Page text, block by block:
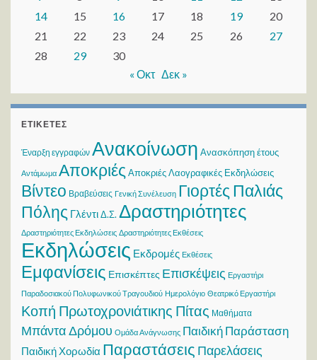
14
15 16 17 18 19
20
21
22 23 24 25 26
27
28
29
30
« Οκτ Δεκ »
ΕΤΙΚΈΤΕΣ
Έναρξη εγγραφών Ανακοίνωση Ανασκόπηση έτους
Αντάμωμα Αποκριές Αποκριές Λαογραφικές Εκδηλώσεις
Βίντεο Βραβεύσεις Γενική Συνέλευση Γιορτές Παλιάς
Πόλης ΓλέντιΔ.Σ.Δραστηριότητες
Δραστηριότητες Εκδηλώσεις Δραστηριότητες Εκθέσεις
Εκδηλώσεις Εκδρομές Εκθέσεις
Εμφανίσεις Επισκέπτες Επισκέψεις Εργαστήρι
Παραδοσιακού Πολυφωνικού Τραγουδιού Ημερολόγιο Θεατρικό Εργαστήρι
Κοπή Πρωτοχρονιάτικης Πίτας Μαθήματα
Μπάντα Δρόμου Ομάδα Ανάγνωσης Παιδική Παράσταση
Παιδική Χορωδία Παραστάσεις Παρελάσεις